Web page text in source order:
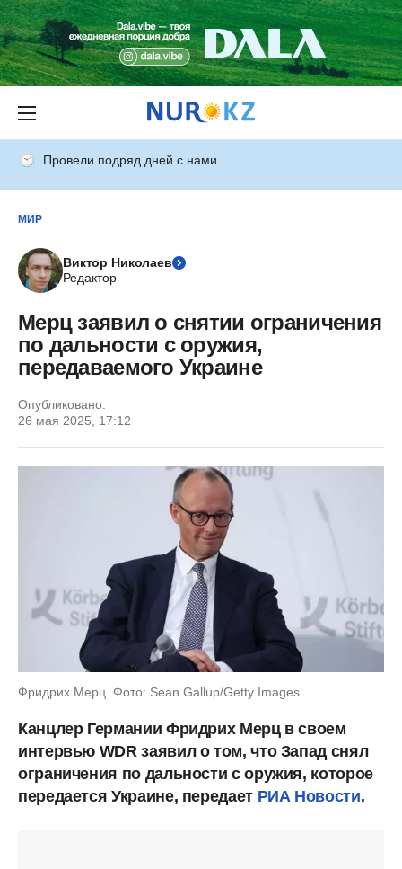
Провели подряд дней с нами
МИР
Виктор Николаев
Редактор
Мерц заявил о снятии ограничения
по дальности с оружия,
передаваемого Украине
Опубликовано:
26 мая 2025, 17:12
Фридрих Мерц. Фото: Sean Gallup/Getty Images
Канцлер Германии Фридрих Мерц в своем
интервью WDR заявил о том, что Запад снял
ограничения по дальности с оружия, которое
передается Украине, передает РИА Новости.